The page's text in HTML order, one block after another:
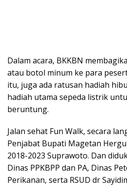
Dalam acara, BKKBN
atau botol minum ke para
itu, juga ada ratusan hadiah
hadiah utama sepeda listrik
beruntung.
Jalan sehat Fun Walk, secara
Penjabat Bupati Magetan
2018-2023 Suprawoto. Dan
Dinas PPKBPP dan PA, Dinas
Perikanan, serta RSUD dr